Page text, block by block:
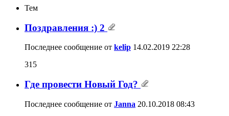
Тем
Поздравления :) 2
Последнее сообщение от kelip 14.02.2019 22:28
315
Где провести Новый Год?
Последнее сообщение от Janna 20.10.2018 08:43